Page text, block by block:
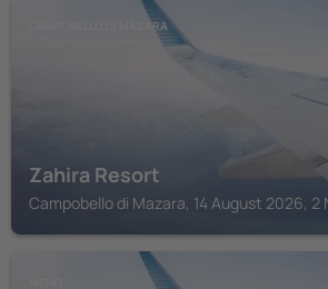
CAMPOBELLO DI MAZARA
Zahira Resort
Campobello di Mazara, 14 August 2026, 2